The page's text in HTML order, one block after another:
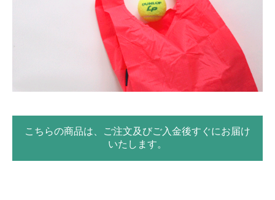
こちらの商品は、ご注文及びご入金後すぐにお届け
いたします。